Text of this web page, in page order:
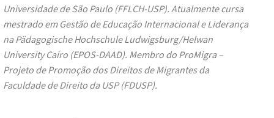
Universidade de São Paulo (FFLCH-USP). Atualmente cursa
mestrado em Gestão de Educação Internacional e Liderança
na Pädagogische Hochschule Ludwigsburg/Helwan
University Cairo (EPOS-DAAD). Membro do ProMigra –
Projeto de Promoção dos Direitos de Migrantes da
Faculdade de Direito da USP (FDUSP).